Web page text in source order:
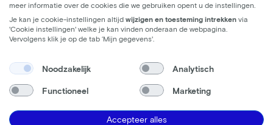
meer informatie over de cookies die we gebruiken opent u de instellingen.
Je kan je cookie-instellingen altijd wijzigen en toesteming intrekken via
'Cookie instellingen' welke je kan vinden onderaan de webpagina.
Vervolgens klik je op de tab ‘Mijn gegevens'.
Noodzakelijk Analytisch
Functioneel Marketing
Accepteer alles